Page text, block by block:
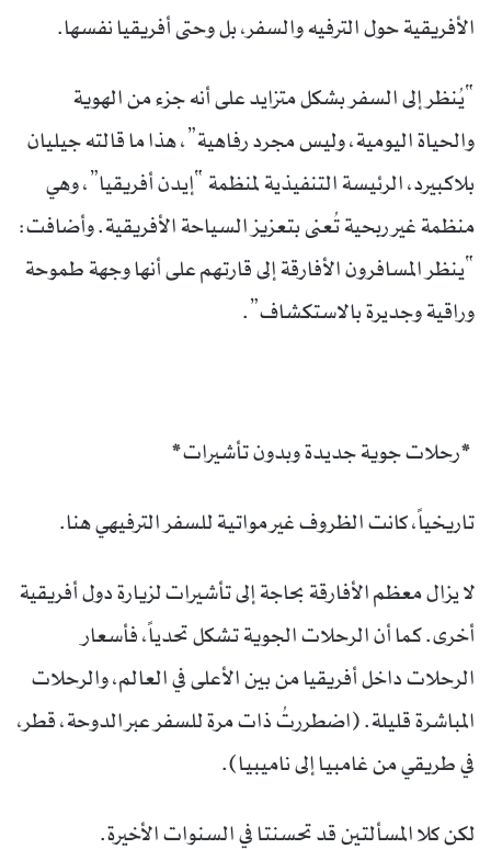
الأفريقية حول الترفيه والسفر، بل وحتى أفريقيا نفسها.
“يُنظر إلى السفر بشكل متزايد على أنه جزء من الهوية
والحياة اليومية، وليس مجرد رفاهية”، هذا ما قالته جيليان
بلاكبيرد، الرئيسة التنفيذية لمنظمة “إيدن أفريقيا”، وهي
منظمة غير ربحية تُعنى بتعزيز السياحة الأفريقية. وأضافت:
“ينظر المسافرون الأفارقة إلى قارتهم على أنها وجهة طموحة
وراقية وجديرة بالاستكشاف”.
*رحلات جوية جديدة وبدون تأشيرات*
تاريخياً، كانت الظروف غير مواتية للسفر الترفيهي هنا.
لا يزال معظم الأفارقة بحاجة إلى تأشيرات لزيارة دول أفريقية
أخرى. كما أن الرحلات الجوية تشكل تحدياً، فأسعار
الرحلات داخل أفريقيا من بين الأعلى في العالم، والرحلات
المباشرة قليلة. (اضطررتُ ذات مرة للسفر عبر الدوحة، قطر،
في طريقي من غامبيا إلى ناميبيا).
لكن كلا المسألتين قد تحسنتا في السنوات الأخيرة.